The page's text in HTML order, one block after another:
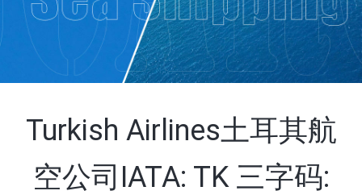
Turkish Airlines土耳其航
空公司IATA: TK 三字码: